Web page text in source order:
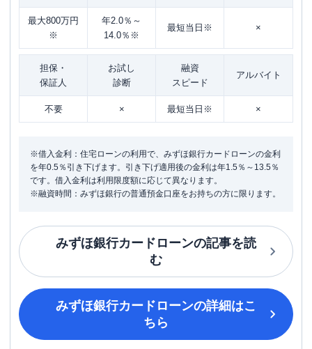
最大800万円
※
年2.0％～
14.0％※
最短当日※ ×
担保・
保証人
お試し
診断
融資
スピード
アルバイト
不要 × 最短当日※ ×
※借入金利：住宅ローンの利用で、みずほ銀行カードローンの金利
を年0.5％引き下げます。引き下げ適用後の金利は年1.5％～13.5％
です。借入金利は利用限度額に応じて異なります。
※融資時間：みずほ銀行の普通預金口座をお持ちの方に限ります。
みずほ銀行カードローンの記事を読
む
みずほ銀行カードローンの詳細はこ
ちら